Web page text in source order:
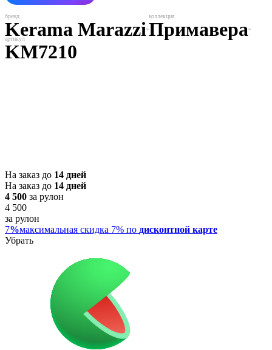
Kerama MarazziПримавера
KM7210
На заказ до 14 дней
На заказ до 14 дней
4 500 за рулон
4 500
за рулон
7%максимальная скидка 7% по дисконтной карте
Убрать